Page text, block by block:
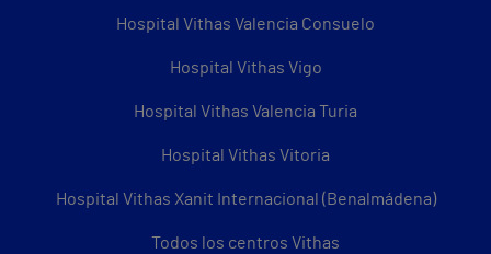
Hospital Vithas Valencia Consuelo
Hospital Vithas Vigo
Hospital Vithas Valencia Turia
Hospital Vithas Vitoria
Hospital Vithas Xanit Internacional (Benalmádena)
Todos los centros Vithas